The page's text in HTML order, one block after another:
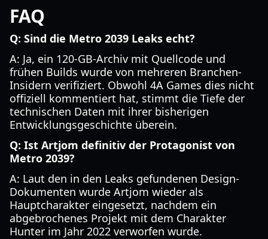
FAQ
Q: Sind die Metro 2039 Leaks echt?
A: Ja, ein 120-GB-Archiv mit Quellcode und
frühen Builds wurde von mehreren Branchen-
Insidern verifiziert. Obwohl 4A Games dies nicht
offiziell kommentiert hat, stimmt die Tiefe der
technischen Daten mit ihrer bisherigen
Entwicklungsgeschichte überein.
Q: Ist Artjom definitiv der Protagonist von
Metro 2039?
A: Laut den in den Leaks gefundenen Design-
Dokumenten wurde Artjom wieder als
Hauptcharakter eingesetzt, nachdem ein
abgebrochenes Projekt mit dem Charakter
Hunter im Jahr 2022 verworfen wurde.